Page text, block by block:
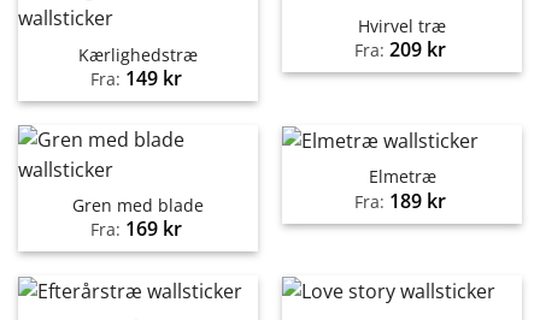
Kærlighedstræ
Fra: 149 kr
Hvirvel træ
Fra: 209 kr
Gren med blade
Fra: 169 kr
Elmetræ
Fra: 189 kr